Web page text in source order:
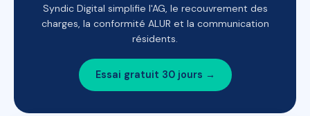
Syndic Digital simplifie l'AG, le recouvrement des
charges, la conformité ALUR et la communication
résidents.
Essai gratuit 30 jours →